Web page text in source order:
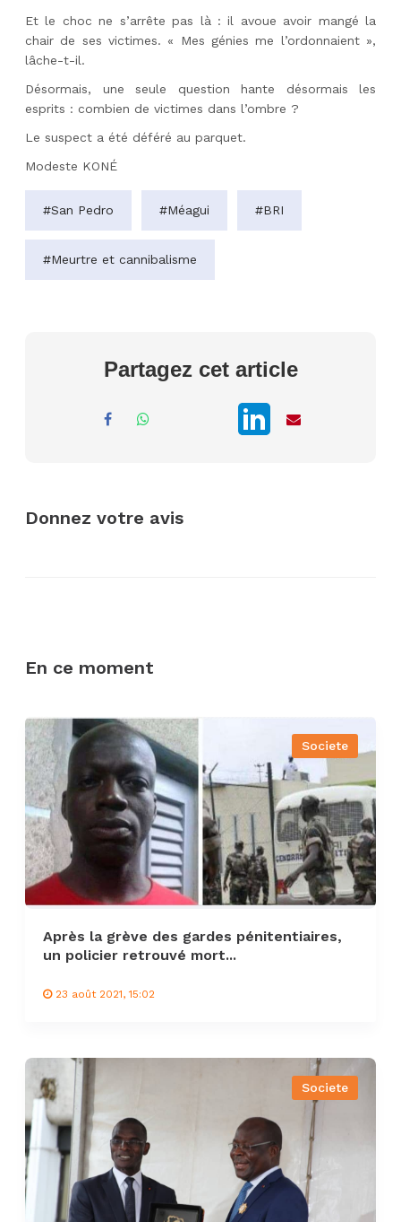
Et le choc ne s’arrête pas là : il avoue avoir mangé la
chair de ses victimes. « Mes génies me l’ordonnaient »,
lâche-t-il.
Désormais, une seule question hante désormais les
esprits : combien de victimes dans l’ombre ?
Le suspect a été déféré au parquet.
Modeste KONÉ
#San Pedro #Méagui #BRI
#Meurtre et cannibalisme
Partagez cet article
Donnez votre avis
En ce moment
Societe
Après la grève des gardes pénitentiaires,
un policier retrouvé mort...
23 août 2021, 15:02
Societe